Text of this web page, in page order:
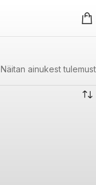
Näitan ainukest tulemust